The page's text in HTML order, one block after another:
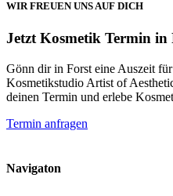
WIR FREUEN UNS AUF DICH
Jetzt Kosmetik Termin in
Gönn dir in Forst eine Auszeit
Kosmetikstudio Artist of
deinen Termin und erlebe
Termin anfragen
Navigaton